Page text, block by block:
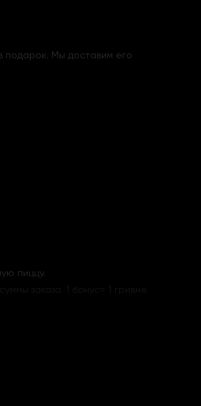
подарок. Мы доставим его
пиццу.